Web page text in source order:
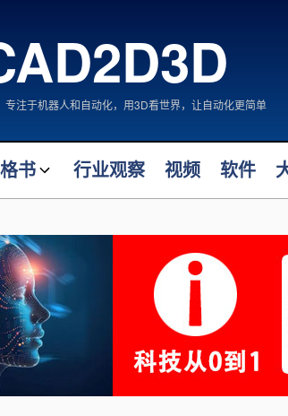
专注于机器人和自动化，用3D看世界，让自动化更简单
书
器人拆解
产品手册
品手册
规格书
规格书
行业观察 视频 软件